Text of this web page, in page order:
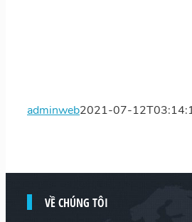
adminweb2021-07-
VỀ CHÚNG TÔI